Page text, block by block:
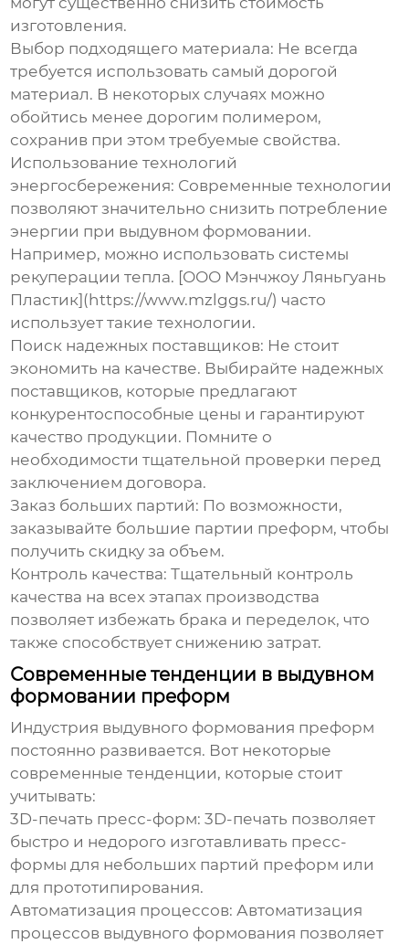
изготовления.
Выбор подходящего материала: Не всегда
требуется использовать самый дорогой
материал. В некоторых случаях можно
обойтись менее дорогим полимером,
сохранив при этом требуемые свойства.
Использование технологий
энергосбережения: Современные технологии
позволяют значительно снизить потребление
энергии при выдувном формовании.
Например, можно использовать системы
рекуперации тепла. [ООО Мэнчжоу Ляньгуань
Пластик](https://www.mzlggs.ru/) часто
использует такие технологии.
Поиск надежных поставщиков: Не стоит
экономить на качестве. Выбирайте надежных
поставщиков, которые предлагают
конкурентоспособные цены и гарантируют
качество продукции. Помните о
необходимости тщательной проверки перед
заключением договора.
Заказ больших партий: По возможности,
заказывайте большие партии преформ, чтобы
получить скидку за объем.
Контроль качества: Тщательный контроль
качества на всех этапах производства
позволяет избежать брака и переделок, что
также способствует снижению затрат.
Современные тенденции в выдувном
формовании преформ
Индустрия выдувного формования преформ
постоянно развивается. Вот некоторые
современные тенденции, которые стоит
учитывать:
3D-печать пресс-форм: 3D-печать позволяет
быстро и недорого изготавливать пресс-
формы для небольших партий преформ или
для прототипирования.
Автоматизация процессов: Автоматизация
процессов выдувного формования позволяет